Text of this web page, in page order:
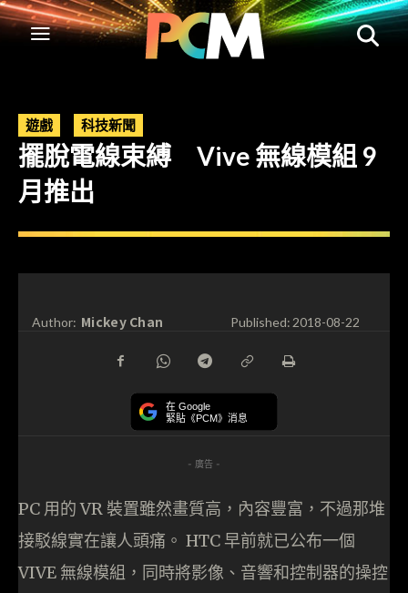
遊戲 科技新聞
擺脫電線束縛 Vive 無線模組 9
月推出
Author: Mickey Chan Published:2018-08-22
在 Google
緊貼《PCM》消息
- 廣告 -
PC 用的 VR 裝置雖然畫質高，內容豐富，不過那堆
接駁線實在讓人頭痛。 HTC 早前就已公布一個
VIVE 無線模組，同時將影像、音響和控制器的操控